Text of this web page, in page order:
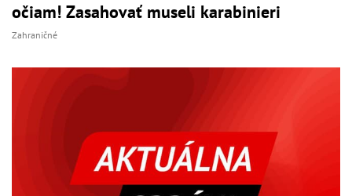
očiam! Zasahovať museli karabinieri
Zahraničné